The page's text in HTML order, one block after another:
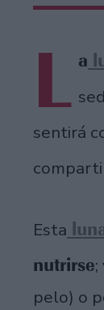
L a
sentirá
Esta
nutrirse
pelo) o